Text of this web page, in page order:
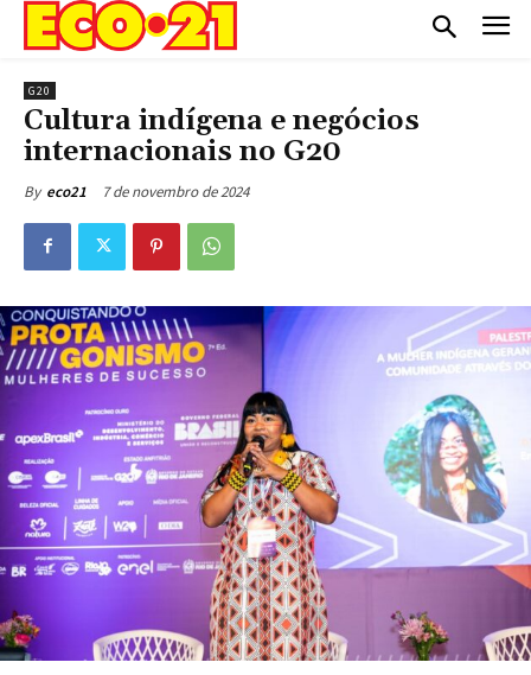
G20
Cultura indígena e negócios
internacionais no G20
By eco21 7 de novembro de 2024